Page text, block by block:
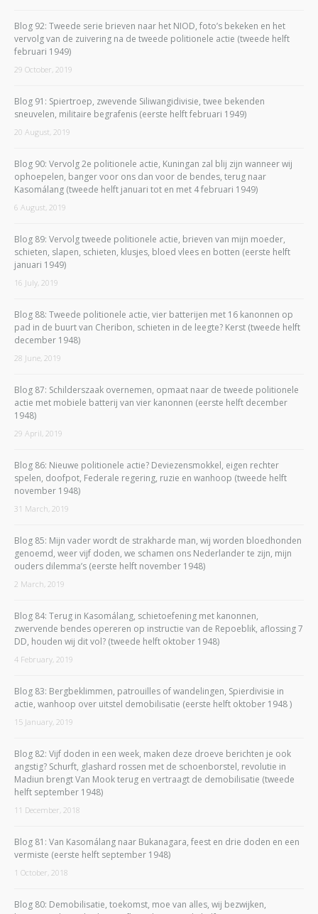
Blog 92: Tweede serie brieven naar het NIOD, foto’s bekeken en het
vervolg van de zuivering na de tweede politionele actie (tweede helft
februari 1949)
29 October, 2019
Blog 91: Spiertroep, zwevende Siliwangidivisie, twee bekenden
sneuvelen, militaire begrafenis (eerste helft februari 1949)
20 August, 2019
Blog 90: Vervolg 2e politionele actie, Kuningan zal blij zijn wanneer wij
ophoepelen, banger voor ons dan voor de bendes, terug naar
Kasomálang (tweede helft januari tot en met 4 februari 1949)
6 August, 2019
Blog 89: Vervolg tweede politionele actie, brieven van mijn moeder,
schieten, slapen, schieten, klusjes, bloed vlees en botten (eerste helft
januari 1949)
16 July, 2019
Blog 88: Tweede politionele actie, vier batterijen met 16 kanonnen op
pad in de buurt van Cheribon, schieten in de leegte? Kerst (tweede helft
december 1948)
28 June, 2019
Blog 87: Schilderszaak overnemen, opmaat naar de tweede politionele
actie met mobiele batterij van vier kanonnen (eerste helft december
1948)
29 April, 2019
Blog 86: Nieuwe politionele actie? Deviezensmokkel, eigen rechter
spelen, doofpot, Federale regering, ruzie en wanhoop (tweede helft
november 1948)
31 March, 2019
Blog 85: Mijn vader wordt de strakharde man, wij worden bloedhonden
genoemd, weer vijf doden, we schamen ons Nederlander te zijn, mijn
ouders dilemma’s (eerste helft november 1948)
2 March, 2019
Blog 84: Terug in Kasomálang, schietoefening met kanonnen,
zwervende bendes opereren op instructie van de Repoeblik, aflossing 7
DD, houden wij dit vol? (tweede helft oktober 1948)
4 February, 2019
Blog 83: Bergbeklimmen, patrouilles of wandelingen, Spierdivisie in
actie, wanhoop over uitstel demobilisatie (eerste helft oktober 1948 )
15 January, 2019
Blog 82: Vijf doden in een week, maken deze droeve berichten je ook
angstig? Schurft, glashard rossen met de schoenborstel, revolutie in
Madiun brengt Van Mook terug en vertraagt de demobilisatie (tweede
helft september 1948)
11 December, 2018
Blog 81: Van Kasomálang naar Bukanagara, feest en drie doden en een
vermiste (eerste helft september 1948)
1 October, 2018
Blog 80: Demobilisatie, toekomst, moe van alles, wij bezwijken,